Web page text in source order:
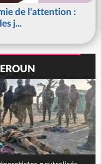
de l'attention :
j...